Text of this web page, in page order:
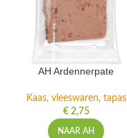
AH Ardennerpate
Kaas, vleeswaren, tapas
€2,75
NAAR AH